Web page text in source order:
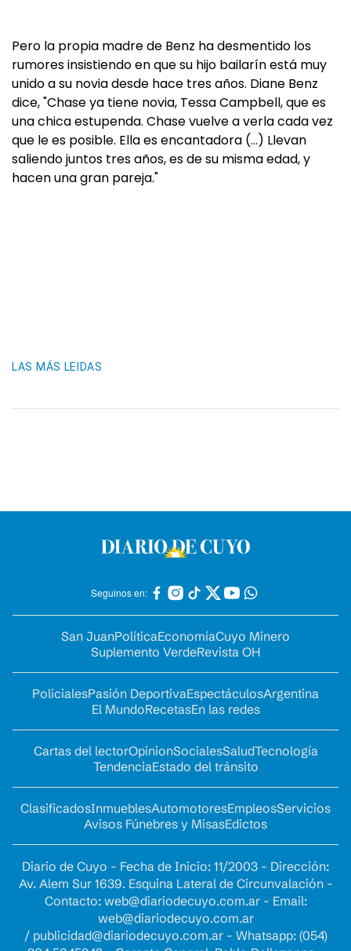
Pero la propia madre de Benz ha desmentido los
rumores insistiendo en que su hijo bailarín está muy
unido a su novia desde hace tres años. Diane Benz
dice, "Chase ya tiene novia, Tessa Campbell, que es
una chica estupenda. Chase vuelve a verla cada vez
que le es posible. Ella es encantadora (…) Llevan
saliendo juntos tres años, es de su misma edad, y
hacen una gran pareja."
LAS MÁS LEIDAS
Seguinos en:
San JuanPolíticaEconomíaCuyo Minero
Suplemento VerdeRevista OH
PolicialesPasión DeportivaEspectáculosArgentina
El MundoRecetasEn las redes
Cartas del lectorOpinionSocialesSaludTecnología
TendenciaEstado del tránsito
ClasificadosInmueblesAutomotoresEmpleosServicios
Avisos Fúnebres y MisasEdictos
Diario de Cuyo - Fecha de Inicio: 11/2003 - Dirección:
Av. Alem Sur 1639. Esquina Lateral de Circunvalación -
Contacto: web@diariodecuyo.com.ar- Email:
web@diariodecuyo.com.ar
/ publicidad@diariodecuyo.com.ar- Whatsapp: (054)